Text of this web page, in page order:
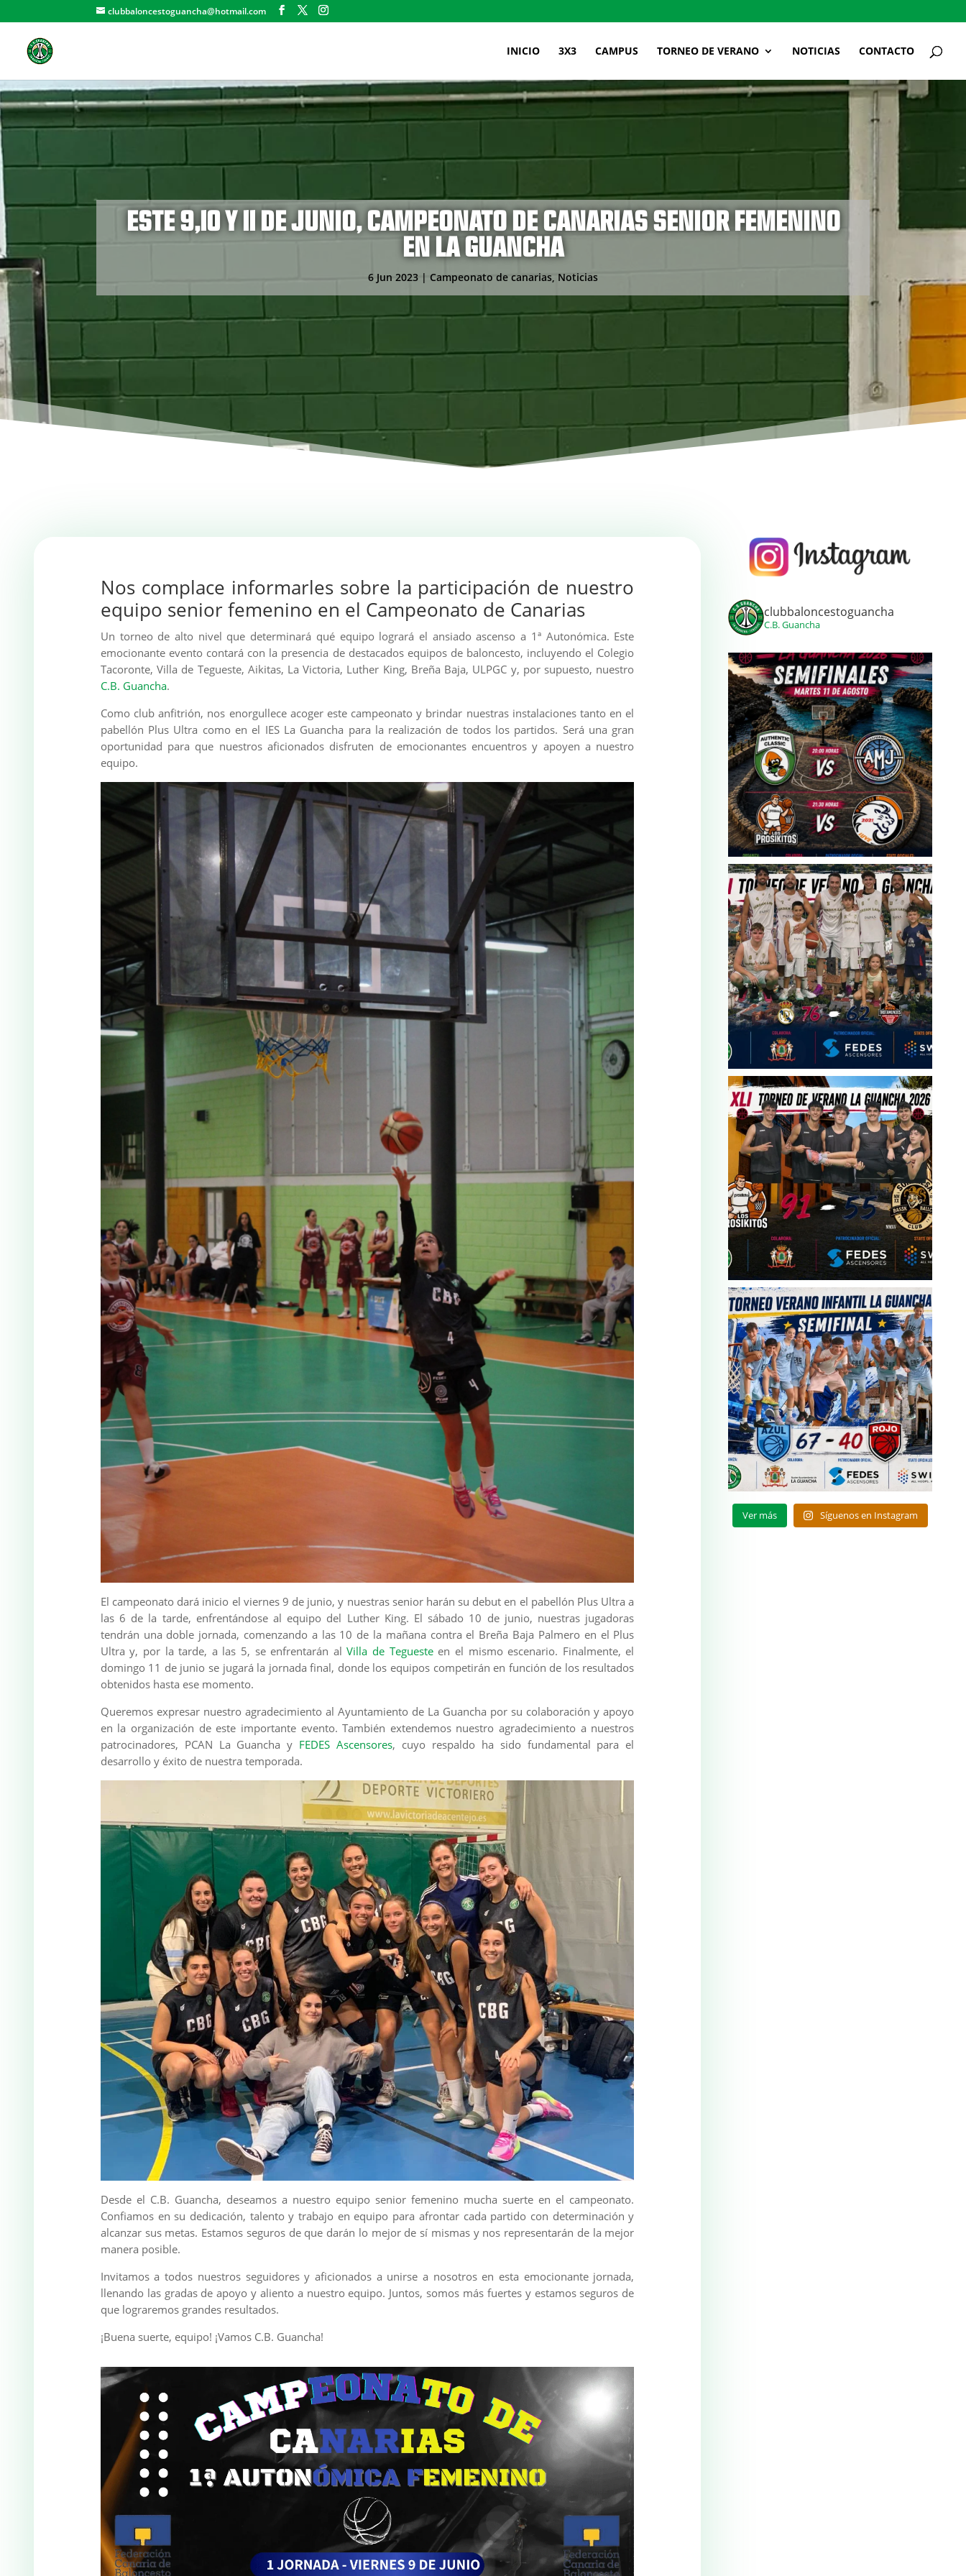
clubbaloncestoguancha@hotmail.com
INICIO 3X3 CAMPUS TORNEO DE VERANO NOTICIAS CONTACTO
ESTE 9,10 Y 11 DE JUNIO, CAMPEONATO DE CANARIAS SENIOR FEMENINO
EN LA GUANCHA
6 Jun 2023 | Campeonato de canarias, Noticias
Nos complace informarles sobre la participación de nuestro
equipo senior femenino en el Campeonato de Canarias
Un torneo de alto nivel que determinará qué equipo logrará el ansiado ascenso a 1ª Autonómica. Este
emocionante evento contará con la presencia de destacados equipos de baloncesto, incluyendo el Colegio
Tacoronte, Villa de Tegueste, Aikitas, La Victoria, Luther King, Breña Baja, ULPGC y, por supuesto, nuestro
C.B. Guancha.
Como club anfitrión, nos enorgullece acoger este campeonato y brindar nuestras instalaciones tanto en el
pabellón Plus Ultra como en el IES La Guancha para la realización de todos los partidos. Será una gran
oportunidad para que nuestros aficionados disfruten de emocionantes encuentros y apoyen a nuestro
equipo.
El campeonato dará inicio el viernes 9 de junio, y nuestras senior harán su debut en el pabellón Plus Ultra a
las 6 de la tarde, enfrentándose al equipo del Luther King. El sábado 10 de junio, nuestras jugadoras
tendrán una doble jornada, comenzando a las 10 de la mañana contra el Breña Baja Palmero en el Plus
Ultra y, por la tarde, a las 5, se enfrentarán alVilla de Teguesteen el mismo escenario. Finalmente, el
domingo 11 de junio se jugará la jornada final, donde los equipos competirán en función de los resultados
obtenidos hasta ese momento.
Queremos expresar nuestro agradecimiento al Ayuntamiento de La Guancha por su colaboración y apoyo
en la organización de este importante evento. También extendemos nuestro agradecimiento a nuestros
patrocinadores, PCAN La Guancha y FEDES Ascensores, cuyo respaldo ha sido fundamental para el
desarrollo y éxito de nuestra temporada.
Desde el C.B. Guancha, deseamos a nuestro equipo senior femenino mucha suerte en el campeonato.
Confiamos en su dedicación, talento y trabajo en equipo para afrontar cada partido con determinación y
alcanzar sus metas. Estamos seguros de que darán lo mejor de sí mismas y nos representarán de la mejor
manera posible.
Invitamos a todos nuestros seguidores y aficionados a unirse a nosotros en esta emocionante jornada,
llenando las gradas de apoyo y aliento a nuestro equipo. Juntos, somos más fuertes y estamos seguros de
que lograremos grandes resultados.
¡Buena suerte, equipo! ¡Vamos C.B. Guancha!
clubbaloncestoguancha
C.B. Guancha
Ver más Síguenos en Instagram